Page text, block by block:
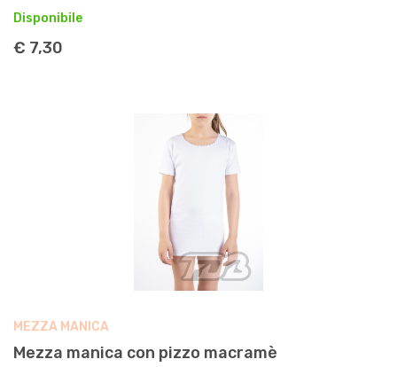
Disponibile
€ 7,30
MEZZA MANICA
Mezza manica con pizzo macramè